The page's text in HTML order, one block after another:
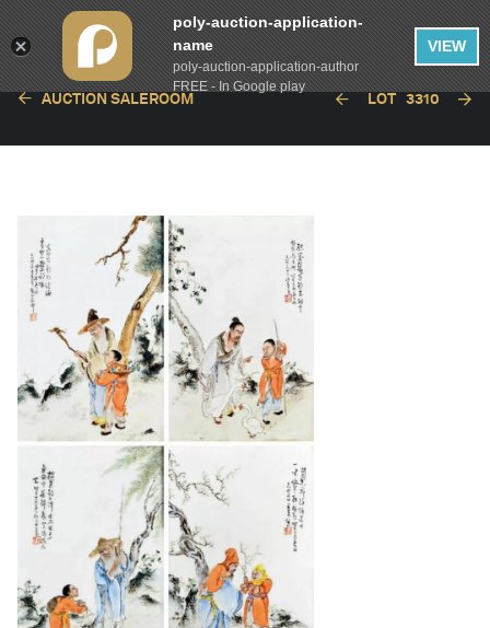
简体中文
AUCTION SALEROOM LOT 3310
poly-auction-application-
name
poly-auction-application-author
FREE - In Google play
VIEW